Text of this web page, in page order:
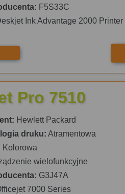
F5S33C
Ink Advantage 2000 Printer
Pro 7510
Hewlett Packard
druku: Atramentowa
Kolorowa
wielofunkcyjne
G3J47A
7000 Series